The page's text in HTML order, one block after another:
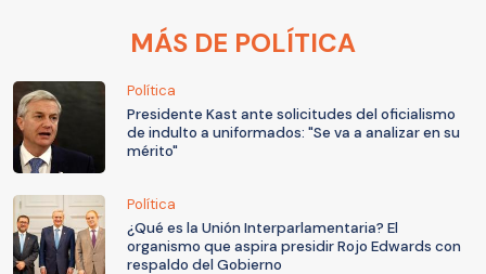
MÁS DE POLÍTICA
Política
Presidente Kast ante solicitudes del oficialismo
de indulto a uniformados: "Se va a analizar en su
mérito"
Política
¿Qué es la Unión Interparlamentaria? El
organismo que aspira presidir Rojo Edwards con
respaldo del Gobierno